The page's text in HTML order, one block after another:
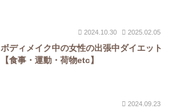
2024.10.30 2025.02.05
ボディメイク中の女性の出張中ダイエット
【食事・運動・荷物etc】
2024.09.23